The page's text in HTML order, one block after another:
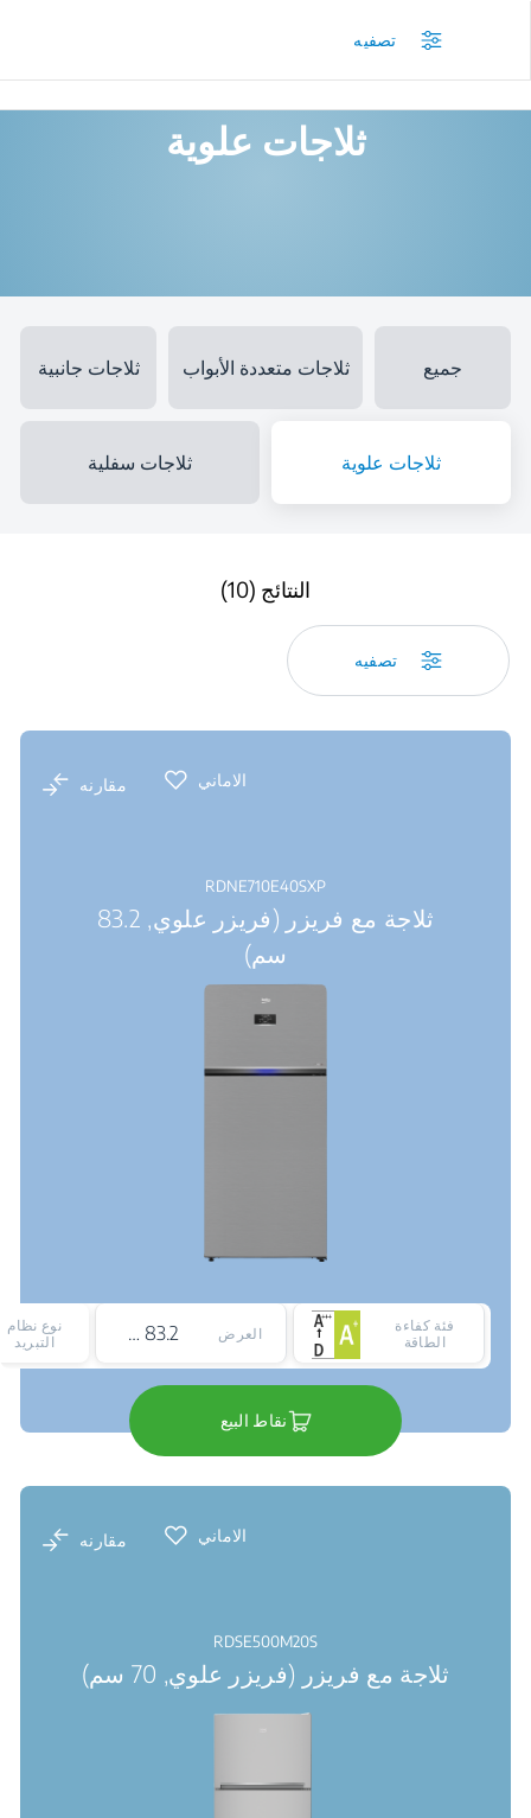
ثلاجات علوية
جميع ثلاجات متعددة الأبواب ثلاجات جانبية
ثلاجات علوية ثلاجات سفلية
النتائج (10)
تصفيه
الاماني مقارنه
RDNE710E40SXP
ثلاجة مع فريزر (فريزر علوي, 83.2
سم)
فئة كفاءة
الطاقة
العرض 83.2 cm
نوع نظام
التبريد
نقاط البيع
الاماني مقارنه
RDSE500M20S
ثلاجة مع فريزر (فريزر علوي, 70 سم)
تصفيه